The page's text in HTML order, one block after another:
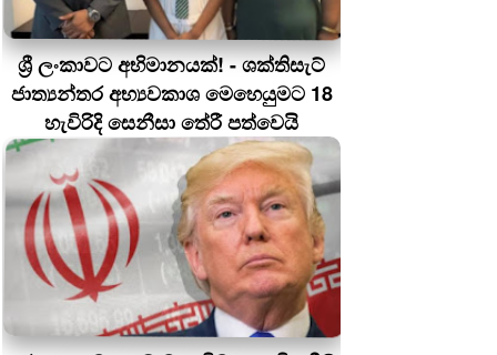
ශ්‍රී ලංකාවට අභිමානයක්! - ශක්තිසැට්
ජාත්‍යන්තර අභ්‍යවකාශ මෙහෙයුමට 18
හැවිරිදි සෙනීසා තේරී පත්වෙයි